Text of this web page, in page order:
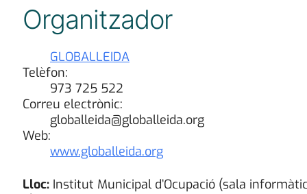
Organitzador
GLOBALLEIDA
Telèfon:
973 725 522
Correu electrònic:
globalleida@globalleida.org
Web:
www.globalleida.org
Lloc: Institut Municipal d’Ocupació (sala